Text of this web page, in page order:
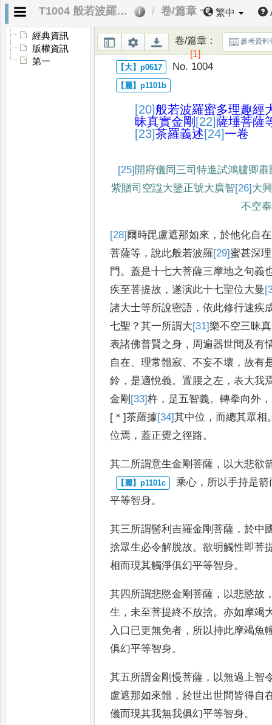
T1004 般若波羅蜜多理趣經大樂不空三昧真實金剛薩埵菩薩等一十七聖大曼荼羅義述 卷/篇章 一 繁中
經典資訊
版權資訊
第一
卷/篇章：
[1]
參考資料
No. 1004
[20]般若波羅蜜多理趣經
昧真實金剛 [22]薩埵菩薩
[23]茶羅義述[24]一卷
[25] 開府儀同三司特進試鴻臚卿肅
紫贈司 空諡大鑒正號大廣智[26] 大
不空
[28]爾時毘盧遮那如來 ，於他化自
菩薩等 ，說此般若波羅[29]蜜甚深
門。蓋是十七大菩薩三摩地之句義
疾至菩提故 ，遂演此十七聖位大曼
諸大士等所說密語 ，依此修行速疾
七聖 ？其一所謂大[31]樂不空三昧
表諸佛普賢之身 ， 周遍器世間及有
自在、理常體寂、不妄不壞 ，故有
鈴 ， 是適悅義。置腰之左 ，表大我
金剛 [33]杵 ， 是五智義。轉拳向外 ，
[＊]茶羅據[34]其中位 ， 而總其眾相
位焉 ，蓋正覺之徑路。
其二所謂意生金剛菩薩 ， 以大悲欲
乘心 ， 所以手持是
平等智身。
其三所謂髻利吉羅金剛菩薩 ，於中
捨眾生必令解脫故。欲明觸性即菩
相而現其觸淨俱幻平等智身。
其四所謂悲愍金剛菩薩 ， 以悲愍故
生 ，未至菩提終不放捨。亦如摩竭
入口已更無免者 ， 所以持此摩竭魚
俱幻平等智身。
其五所謂金剛慢菩薩 ， 以無過上智
盧遮那如來體 ，於世出世間皆得自
儀而現其我無我俱幻平等智身。